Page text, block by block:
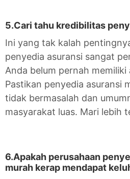
5.Cari tahu kredibilitas
Ini yang tak kalah
penyedia asuransi sangat
Anda belum pernah memiliki
Pastikan penyedia asuransi
tidak bermasalah dan
masyarakat luas. Mari lebih
6.Apakah perusahaan
murah kerap mendapat